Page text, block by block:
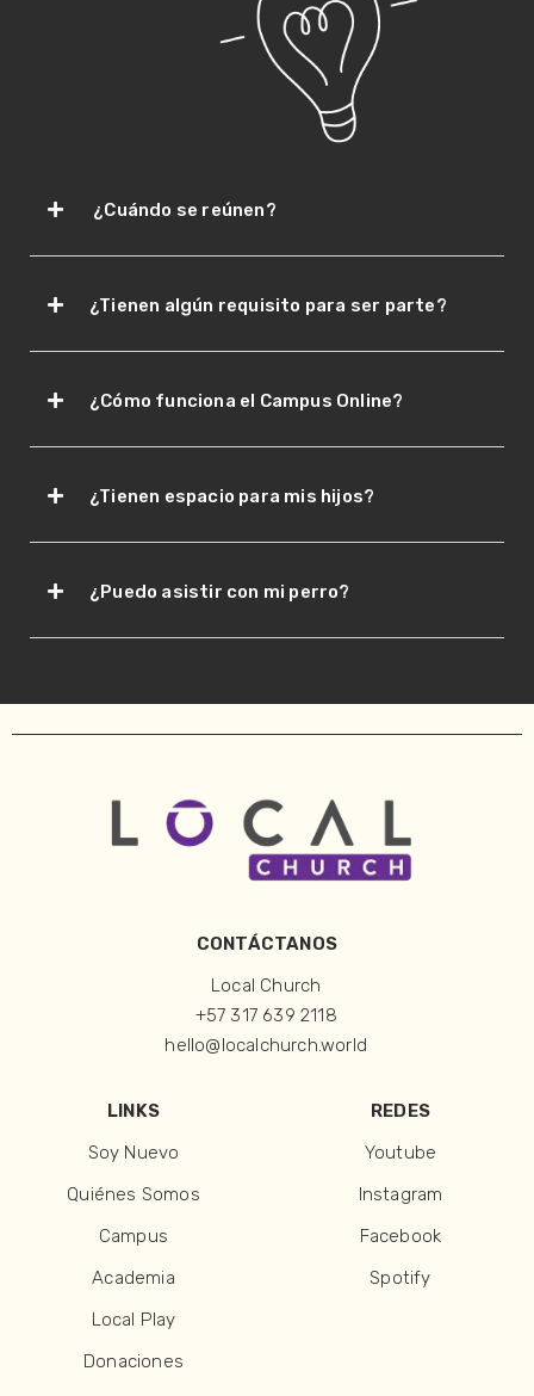
¿Cuándo se reúnen?
¿Tienen algún requisito para ser parte?
¿Cómo funciona el Campus Online?
¿Tienen espacio para mis hijos?
¿Puedo asistir con mi perro?
CONTÁCTANOS
Local Church
+57 317 639 2118
hello@localchurch.world
LINKS
Soy Nuevo
Quiénes Somos
Campus
Academia
Local Play
Donaciones
REDES
Youtube
Instagram
Facebook
Spotify